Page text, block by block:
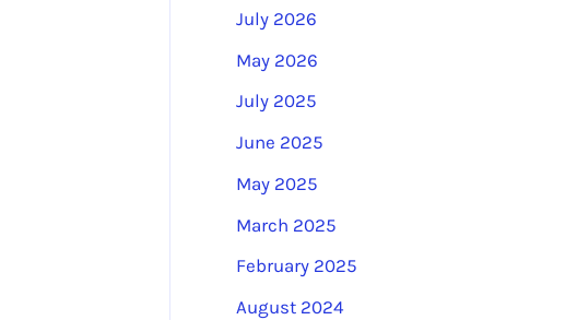
July 2026
May 2026
July 2025
June 2025
May 2025
March 2025
February 2025
August 2024